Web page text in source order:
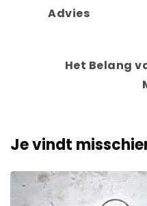
Advies
Het Belang
Je vindt